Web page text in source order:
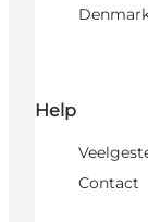
Help
Contact